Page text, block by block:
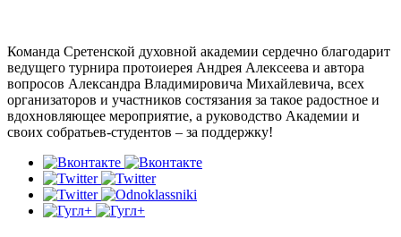
Команда Сретенской духовной академии сердечно благодарит
ведущего турнира протоиерея Андрея Алексеева и автора
вопросов Александра Владимировича Михайлевича, всех
организаторов и участников состязания за такое радостное и
вдохновляющее мероприятие, а руководство Академии и
своих собратьев-студентов – за поддержку!